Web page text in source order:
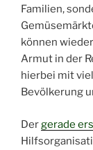
Familien,
können
Armut in der
hierbei mit
Bevölkerung
Dergerade